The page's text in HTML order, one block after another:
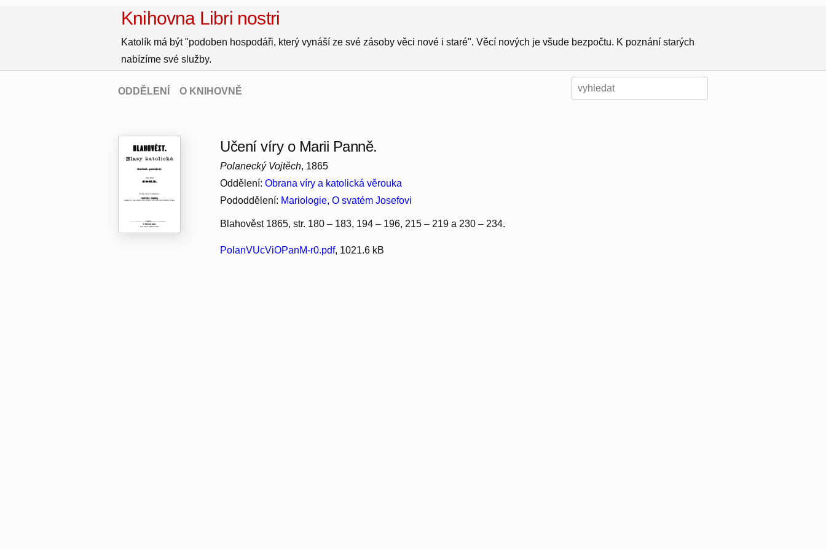
Knihovna Libri nostri
Katolík má být "podoben hospodáři, který vynáší ze své zásoby věci nové i staré". Věcí nových je všude bezpočtu. K poznání starých
nabízíme své služby.
ODDĚLENÍ O KNIHOVNĚ
Učení víry o Marii Panně.
Polanecký Vojtěch, 1865
Oddělení:Obrana víry a katolická věrouka
Pododdělení: Mariologie, O svatém Josefovi
Blahověst 1865, str. 180 – 183, 194 – 196, 215 – 219 a 230 – 234.
PolanVUcViOPanM-r0.pdf, 1021.6 kB